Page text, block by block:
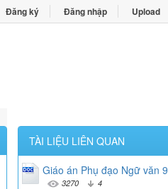
Đăng ký Đăng nhập Upload
TÀI LIỆU LIÊN QUAN
Giáo án Phụ đạo Ngữ văn 9
3270 4